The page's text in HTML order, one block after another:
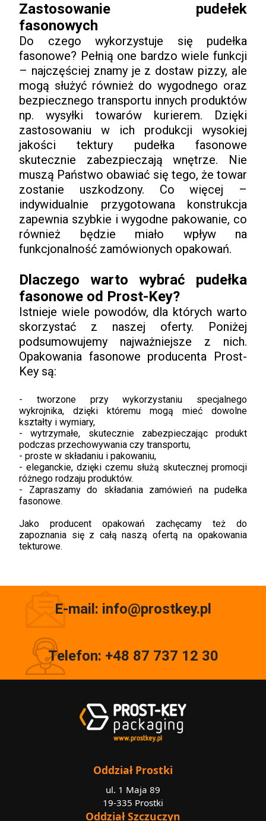
Zastosowanie pudełek
fasonowych
Do czego wykorzystuje się pudełka
fasonowe? Pełnią one bardzo wiele funkcji
– najczęściej znamy je z dostaw pizzy, ale
mogą służyć również do wygodnego oraz
bezpiecznego transportu innych produktów
np. wysyłki towarów kurierem. Dzięki
zastosowaniu w ich produkcji wysokiej
jakości tektury pudełka fasonowe
skutecznie zabezpieczają wnętrze. Nie
muszą Państwo obawiać się tego, że towar
zostanie uszkodzony. Co więcej –
indywidualnie przygotowana konstrukcja
zapewnia szybkie i wygodne pakowanie, co
również będzie miało wpływ na
funkcjonalność zamówionych opakowań.
Dlaczego warto wybrać pudełka
fasonowe od Prost-Key?
Istnieje wiele powodów, dla których warto
skorzystać z naszej oferty. Poniżej
podsumowujemy najważniejsze z nich.
Opakowania fasonowe producenta Prost-
Key są:
- tworzone przy wykorzystaniu specjalnego
wykrojnika, dzięki któremu mogą mieć dowolne
kształty i wymiary,
- wytrzymałe, skutecznie zabezpieczając produkt
podczas przechowywania czy transportu,
- proste w składaniu i pakowaniu,
- eleganckie, dzięki czemu służą skutecznej promocji
różnego rodzaju produktów.
- Zapraszamy do składania zamówień na pudełka
fasonowe.
Jako producent opakowań zachęcamy też do
zapoznania się z całą naszą ofertą na opakowania
tekturowe.
E-mail: info@prostkey.pl
Telefon: +48 87 737 12 30
Oddział Prostki
ul. 1 Maja 89
19-335 Prostki
Oddział Szczuczyn